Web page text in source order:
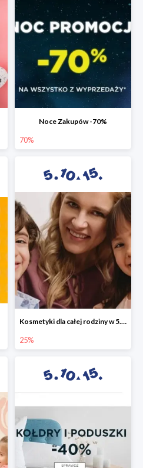
Noce Zakupów -70%
70%
Kosmetyki dla całej rodziny w 5.10.15 do -25%
25%